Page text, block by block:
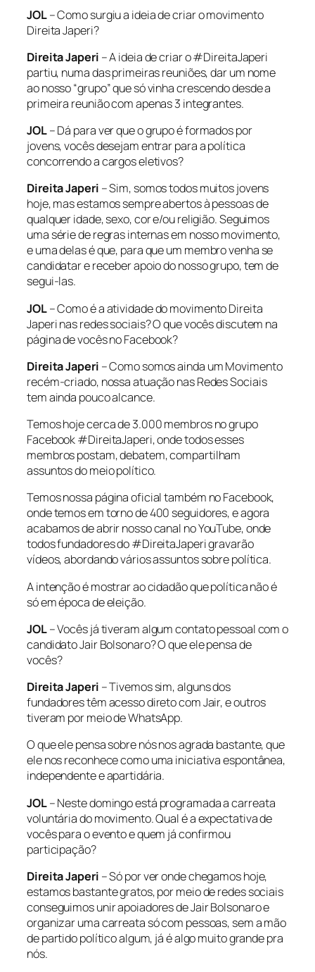
JOL– Como surgiu a ideia de criar o movimento
Direita Japeri?
Direita Japeri – A ideia de criar o #DireitaJaperi
partiu, numa das primeiras reuniões, dar um nome
ao nosso “grupo” que só vinha crescendo desde a
primeira reunião com apenas 3 integrantes.
JOL– Dá para ver que o grupo é formados por
jovens, vocês desejam entrar para a política
concorrendo a cargos eletivos?
Direita Japeri – Sim, somos todos muitos jovens
hoje, mas estamos sempre abertos à pessoas de
qualquer idade, sexo, cor e/ou religião. Seguimos
uma série de regras internas em nosso movimento,
e uma delas é que, para que um membro venha se
candidatar e receber apoio do nosso grupo, tem de
segui-las.
JOL– Como é a atividade do movimento Direita
Japeri nas redes sociais? O que vocês discutem na
página de vocês no Facebook?
Direita Japeri – Como somos ainda um Movimento
recém-criado, nossa atuação nas Redes Sociais
tem ainda pouco alcance.
Temos hoje cerca de 3.000 membros no grupo
Facebook #DireitaJaperi, onde todos esses
membros postam, debatem, compartilham
assuntos do meio político.
Temos nossa página oficial também no Facebook,
onde temos em torno de 400 seguidores, e agora
acabamos de abrir nosso canal no YouTube, onde
todos fundadores do #DireitaJaperi gravarão
vídeos, abordando vários assuntos sobre política.
A intenção é mostrar ao cidadão que política não é
só em época de eleição.
JOL– Vocês já tiveram algum contato pessoal com o
candidato Jair Bolsonaro? O que ele pensa de
vocês?
Direita Japeri – Tivemos sim, alguns dos
fundadores têm acesso direto com Jair, e outros
tiveram por meio de WhatsApp.
O que ele pensa sobre nós nos agrada bastante, que
ele nos reconhece como uma iniciativa espontânea,
independente e apartidária.
JOL– Neste domingo está programada a carreata
voluntária do movimento. Qual é a expectativa de
vocês para o evento e quem já confirmou
participação?
Direita Japeri – Só por ver onde chegamos hoje,
estamos bastante gratos, por meio de redes sociais
conseguimos unir apoiadores de Jair Bolsonaro e
organizar uma carreata só com pessoas, sem a mão
de partido político algum, já é algo muito grande pra
nós.